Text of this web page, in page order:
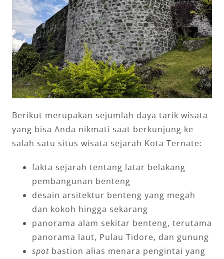
Berikut merupakan sejumlah daya tarik wisata
yang bisa Anda nikmati saat berkunjung ke
salah satu situs wisata sejarah Kota Ternate:
fakta sejarah tentang latar belakang
pembangunan benteng
desain arsitektur benteng yang megah
dan kokoh hingga sekarang
panorama alam sekitar benteng, terutama
panorama laut, Pulau Tidore, dan gunung
spotbastion alias menara pengintai yang